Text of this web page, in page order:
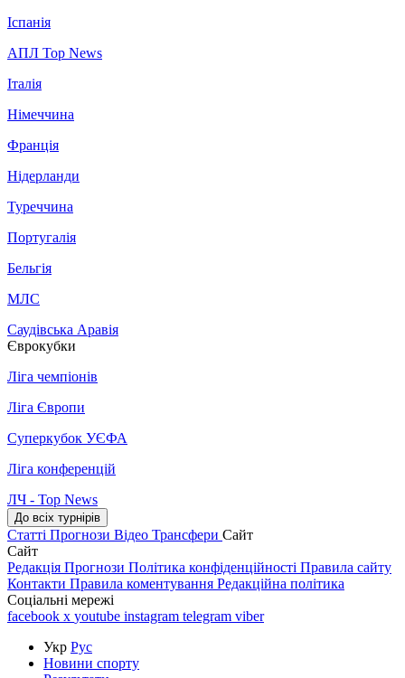
Іспанія
АПЛ Top News
Італія
Німеччина
Франція
Нідерланди
Туреччина
Португалія
Бельгія
МЛС
Саудівська Аравія
Єврокубки
Ліга чемпіонів
Ліга Європи
Суперкубок УЄФА
Ліга конференцій
ЛЧ - Top News
До всіх турнірів
Статті Прогнози Відео Трансфери Сайт
Сайт
Редакція Прогнози Політика конфіденційності Правила сайту
Контакти Правила коментування Редакційна політика
Соціальні мережі
facebook x youtube instagram telegram viber
Укр Рус
Новини спорту